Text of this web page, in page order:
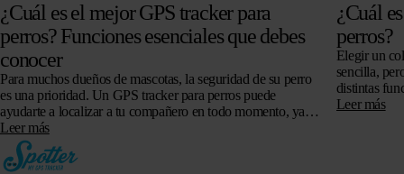
¿Cuál es el mejor GPS tracker para
perros? Funciones esenciales que debes
conocer
Para muchos dueños de mascotas, la seguridad de su perro
es una prioridad. Un GPS tracker para perros puede
ayudarte a localizar a tu compañero en todo momento, ya
sea…
Leer más
¿Cuál
perros?
Elegir un
sencilla,
distintas
sujetar…
Leer más